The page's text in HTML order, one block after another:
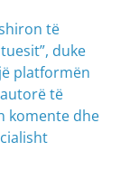
të
duke
platformën
të
komente dhe